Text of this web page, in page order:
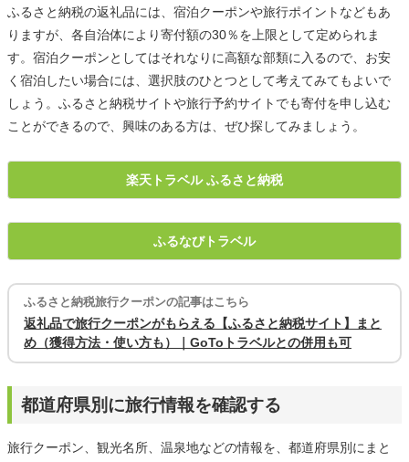
ふるさと納税の返礼品には、宿泊クーポンや旅行ポイントなどもあ
りますが、各自治体により寄付額の30％を上限として定められま
す。宿泊クーポンとしてはそれなりに高額な部類に入るので、お安
く宿泊したい場合には、選択肢のひとつとして考えてみてもよいで
しょう。ふるさと納税サイトや旅行予約サイトでも寄付を申し込む
ことができるので、興味のある方は、ぜひ探してみましょう。
楽天トラベル ふるさと納税
ふるなびトラベル
ふるさと納税旅行クーポンの記事はこちら
返礼品で旅行クーポンがもらえる【ふるさと納税サイト】まと
め（獲得方法・使い方も）｜GoToトラベルとの併用も可
都道府県別に旅行情報を確認する
旅行クーポン、観光名所、温泉地などの情報を、都道府県別にまと